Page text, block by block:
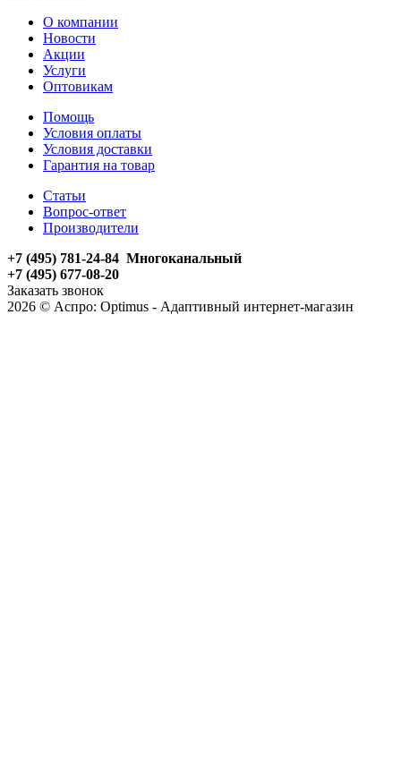
О компании
Новости
Акции
Услуги
Оптовикам
Помощь
Условия оплаты
Условия доставки
Гарантия на товар
Статьи
Вопрос-ответ
Производители
+7 (495) 781-24-84 Многоканальный
+7 (495) 677-08-20
Заказать звонок
2026 © Аспро: Optimus - Адаптивный интернет-магазин